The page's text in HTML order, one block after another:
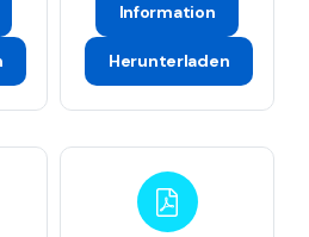
Information
Herunterladen